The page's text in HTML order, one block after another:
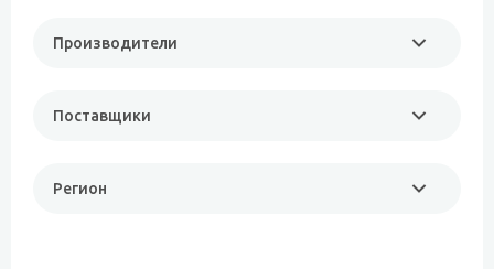
Производители
Поставщики
Регион